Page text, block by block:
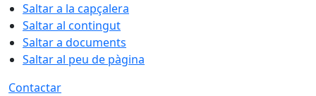
Saltar a la capçalera
Saltar al contingut
Saltar a documents
Saltar al peu de pàgina
Contactar